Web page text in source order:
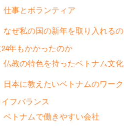
仕事とボランティア
なぜ私の国の新年を取り入れるの
年もかかったのか
仏教の特色を持ったベトナム文化
日本に教えたいベトナムのワーク
フバランス
ベトナムで働きやすい会社